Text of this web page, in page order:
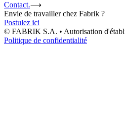
Contact.⟶
Envie de travailler chez Fabrik ?
Postulez ici
© FABRIK S.A. • Autorisation
Politique de confidentialité